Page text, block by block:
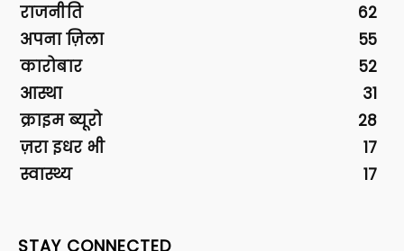
राजनीति
62
अपना ज़िला
55
कारोबार
52
आस्था
31
क्राइम ब्यूरो
28
ज़रा इधर भी
17
स्वास्थ्य
17
STAY CONNECTED